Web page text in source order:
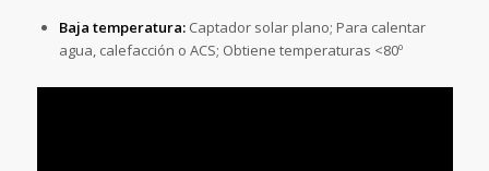
Baja temperatura:Captador solar plano; Para calentar
agua, calefacción o ACS; Obtiene temperaturas <80º